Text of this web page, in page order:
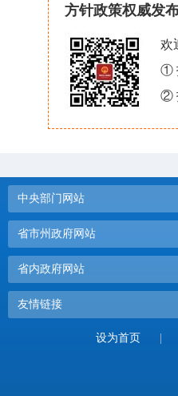
方针政策权威发
欢
①
②
中央部门网站
省市州政府网站
省内政府网站
友情链接
设为首页